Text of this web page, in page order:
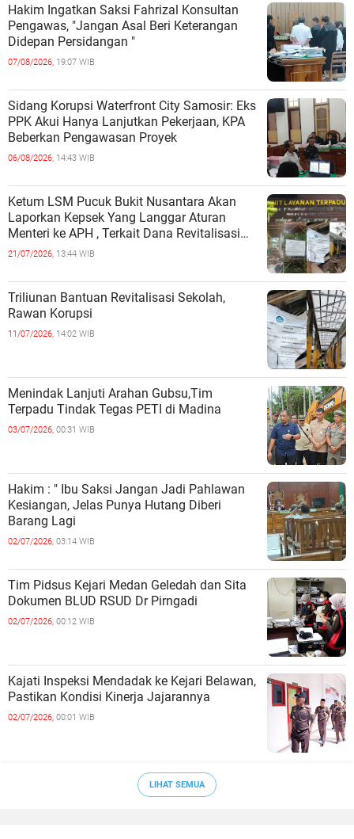
Hakim Ingatkan Saksi Fahrizal Konsultan
Pengawas, "Jangan Asal Beri Keterangan
Didepan Persidangan "
07/08/2026, 19:07 WIB
Sidang Korupsi Waterfront City Samosir: Eks
PPK Akui Hanya Lanjutkan Pekerjaan, KPA
Beberkan Pengawasan Proyek
06/08/2026, 14:43 WIB
Ketum LSM Pucuk Bukit Nusantara Akan
Laporkan Kepsek Yang Langgar Aturan
Menteri ke APH , Terkait Dana Revitalisasi
Sekolah
21/07/2026, 13:44 WIB
Triliunan Bantuan Revitalisasi Sekolah,
Rawan Korupsi
11/07/2026, 14:02 WIB
Menindak Lanjuti Arahan Gubsu,Tim
Terpadu Tindak Tegas PETI di Madina
03/07/2026, 00:31 WIB
Hakim : " Ibu Saksi Jangan Jadi Pahlawan
Kesiangan, Jelas Punya Hutang Diberi
Barang Lagi
02/07/2026, 03:14 WIB
Tim Pidsus Kejari Medan Geledah dan Sita
Dokumen BLUD RSUD Dr Pirngadi
02/07/2026, 00:12 WIB
Kajati Inspeksi Mendadak ke Kejari Belawan,
Pastikan Kondisi Kinerja Jajarannya
02/07/2026, 00:01 WIB
LIHAT SEMUA